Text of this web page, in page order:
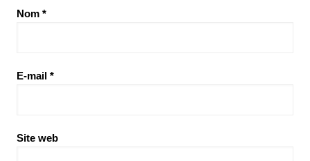
Nom *
E-mail *
Site web